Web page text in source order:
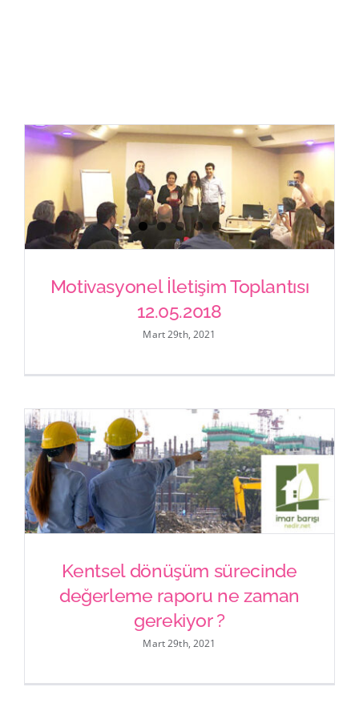
Motivasyonel İletişim Toplantısı
12.05.2018
Motivasyonel İletişim Toplantısı
12.05.2018
Mart 29th, 2021
Kentsel dönüşüm sürecinde
değerleme raporu ne zaman
gerekiyor ?
Kentsel dönüşüm sürecinde
değerleme raporu ne zaman
gerekiyor ?
Mart 29th, 2021